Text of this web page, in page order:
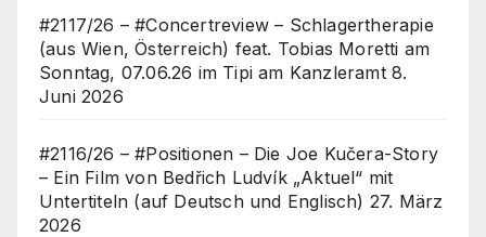
#2117/26 – #Concertreview – Schlagertherapie
(aus Wien, Österreich) feat. Tobias Moretti am
Sonntag, 07.06.26 im Tipi am Kanzleramt 8.
Juni 2026
#2116/26 – #Positionen – Die Joe Kučera-Story
– Ein Film von Bedřich Ludvík „Aktuel“ mit
Untertiteln (auf Deutsch und Englisch) 27. März
2026